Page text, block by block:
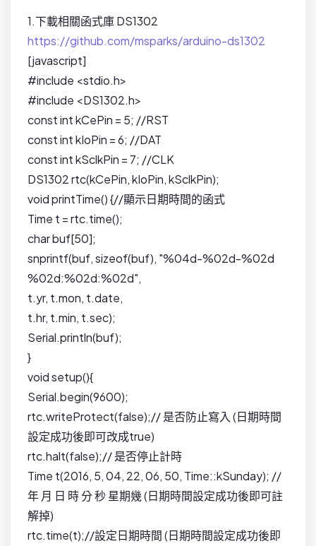
1.下載相關函式庫 DS1302
https://github.com/msparks/arduino-ds1302
[javascript]
#include <stdio.h>
#include <DS1302.h>
const int kCePin = 5; //RST
const int kIoPin = 6; //DAT
const int kSclkPin = 7; //CLK
DS1302 rtc(kCePin, kIoPin, kSclkPin);
void printTime() {//顯示日期時間的函式
Time t = rtc.time();
char buf[50];
snprintf(buf, sizeof(buf), "%04d-%02d-%02d
%02d:%02d:%02d",
t.yr, t.mon, t.date,
t.hr, t.min, t.sec);
Serial.println(buf);
}
void setup(){
Serial.begin(9600);
rtc.writeProtect(false);// 是否防止寫入 (日期時間
設定成功後即可改成true)
rtc.halt(false);// 是否停止計時
Time t(2016, 5, 04, 22, 06, 50, Time::kSunday); //
年 月 日 時 分 秒 星期幾 (日期時間設定成功後即可註
解掉)
rtc.time(t);//設定日期時間 (日期時間設定成功後即